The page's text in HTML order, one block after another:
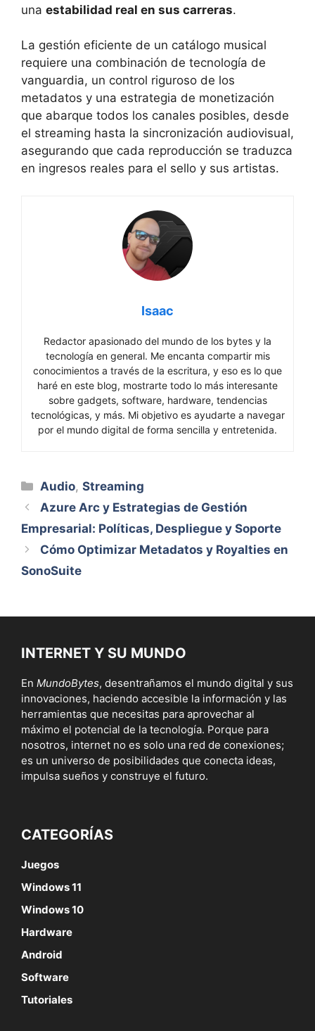
una estabilidad real en sus carreras.
La gestión eficiente de un catálogo musical
requiere una combinación de tecnología de
vanguardia, un control riguroso de los
metadatos y una estrategia de monetización
que abarque todos los canales posibles, desde
el streaming hasta la sincronización audiovisual,
asegurando que cada reproducción se traduzca
en ingresos reales para el sello y sus artistas.
Isaac
Redactor apasionado del mundo de los bytes y la
tecnología en general. Me encanta compartir mis
conocimientos a través de la escritura, y eso es lo que
haré en este blog, mostrarte todo lo más interesante
sobre gadgets, software, hardware, tendencias
tecnológicas, y más. Mi objetivo es ayudarte a navegar
por el mundo digital de forma sencilla y entretenida.
Categorías
Audio,Streaming
Azure Arc y Estrategias de Gestión
Empresarial: Políticas, Despliegue y Soporte
Cómo Optimizar Metadatos y Royalties en
SonoSuite
INTERNET Y SU MUNDO
En MundoBytes, desentrañamos el mundo digital y sus
innovaciones, haciendo accesible la información y las
herramientas que necesitas para aprovechar al
máximo el potencial de la tecnología. Porque para
nosotros, internet no es solo una red de conexiones;
es un universo de posibilidades que conecta ideas,
impulsa sueños y construye el futuro.
CATEGORÍAS
Juegos
Windows 11
Windows 10
Hardware
Android
Software
Tutoriales